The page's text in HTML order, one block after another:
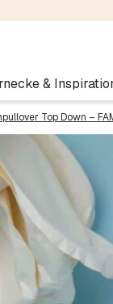
&
Top Down –